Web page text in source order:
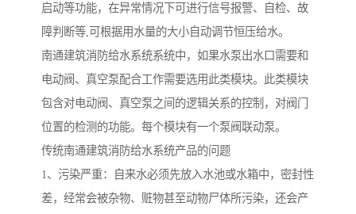
启动等功能，在异常情况下可进行信号报警、自检、故
障判断等,可根据用水量的大小自动调节恒压给水。
南通建筑消防给水系统系统中，如果水泵出水口需要和
电动阀、真空泵配合工作需要选用此类模块。此类模块
包含对电动阀、真空泵之间的逻辑关系的控制，对阀门
位置的检测的功能。每个模块有一个泵阀联动泵。
传统南通建筑消防给水系统产品的问题
1、污染严重：自来水必须先放入水池或水箱中，密封性
差，经常会被杂物、赃物甚至动物尸体所污染，还会产